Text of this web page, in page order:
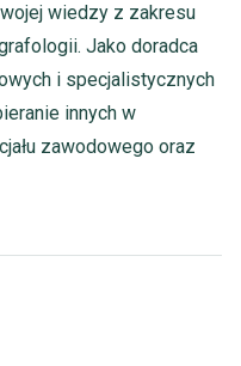
wiedzy z zakresu
Jako doradca
i specjalistycznych
innych w
zawodowego oraz